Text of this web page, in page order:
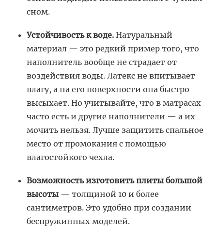
сном.
Устойчивость к воде. Натуральный
материал — это редкий пример того, что
наполнитель вообще не страдает от
воздействия воды. Латекс не впитывает
влагу, а на его поверхности она быстро
высыхает. Но учитывайте, что в матрасах
часто есть и другие наполнители — а их
мочить нельзя. Лучше защитить спальное
место от промокания с помощью
влагостойкого чехла.
Возможность изготовить плиты большой
высоты — толщиной 10 и более
сантиметров. Это удобно при создании
беспружинных моделей.